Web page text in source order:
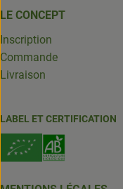
LE CONCEPT
Inscription
Commande
Livraison
LABEL ET CERTIFICATION